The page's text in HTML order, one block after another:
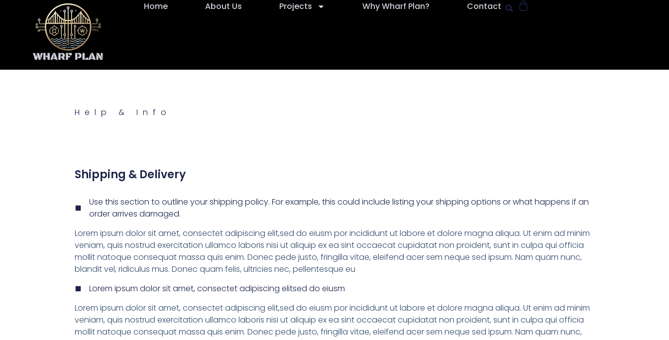
Home About Us Projects Why Wharf Plan? Contact
Help & Info
Shipping & Delivery
Use this section to outline your shipping policy. For example, this could include listing your shipping options or what happens if an
order arrives damaged.
Lorem ipsum dolor sit amet, consectet adipiscing elit,sed do eiusm por incididunt ut labore et dolore magna aliqua. Ut enim ad minim
veniam, quis nostrud exercitation ullamco laboris nisi ut aliquip ex ea sint occaecat cupidatat non proident, sunt in culpa qui officia
mollit natoque consequat massa quis enim. Donec pede justo, fringilla vitae, eleifend acer sem neque sed ipsum. Nam quam nunc,
blandit vel, ridiculus mus. Donec quam felis, ultricies nec, pellentesque eu
Lorem ipsum dolor sit amet, consectet adipiscing elitsed do eiusm
Lorem ipsum dolor sit amet, consectet adipiscing elit,sed do eiusm por incididunt ut labore et dolore magna aliqua. Ut enim ad minim
veniam, quis nostrud exercitation ullamco laboris nisi ut aliquip ex ea sint occaecat cupidatat non proident, sunt in culpa qui officia
mollit natoque consequat massa quis enim. Donec pede justo, fringilla vitae, eleifend acer sem neque sed ipsum. Nam quam nunc,